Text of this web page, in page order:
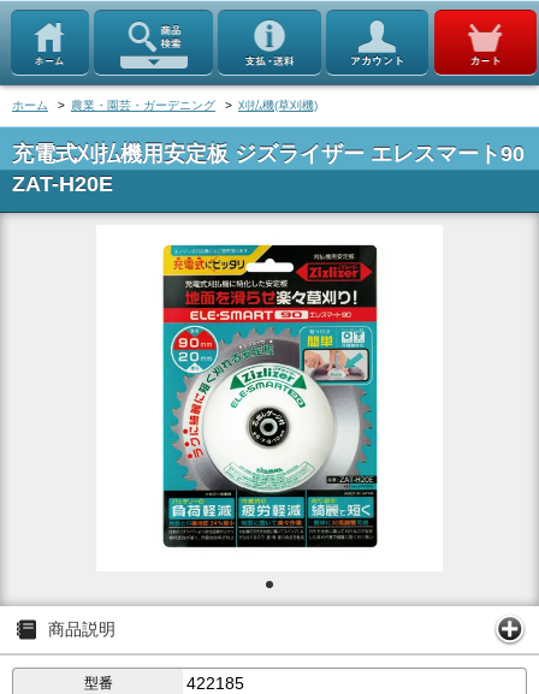
ホーム > 農業・園芸・ガーデニング > 刈払機(草刈機)
充電式刈払機用安定板 ジズライザー エレスマート90
ZAT-H20E
商品説明
型番 422185